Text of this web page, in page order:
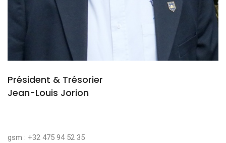
Président & Trésorier
Jean-Louis Jorion
gsm : +32 475 94 52 35